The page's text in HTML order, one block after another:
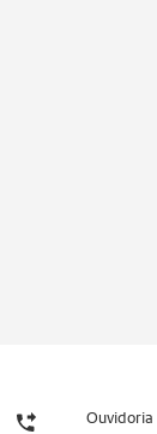
Ouvidoria